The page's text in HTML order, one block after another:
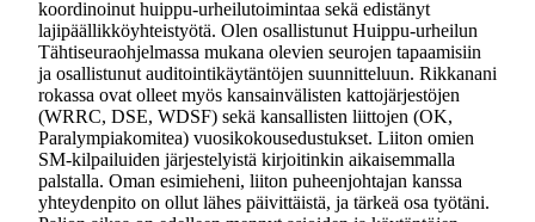
koordinoinut huippu-urheilutoimintaa sekä edistänyt
lajipäällikköyhteistyötä. Olen osallistunut Huippu-urheilun
Tähtiseuraohjelmassa mukana olevien seurojen tapaamisiin
ja osallistunut auditointikäytäntöjen suunnitteluun. Rikkanani
rokassa ovat olleet myös kansainvälisten kattojärjestöjen
(WRRC, DSE, WDSF) sekä kansallisten liittojen (OK,
Paralympiakomitea) vuosikokousedustukset. Liiton omien
SM-kilpailuiden järjestelyistä kirjoitinkin aikaisemmalla
palstalla. Oman esimieheni, liiton puheenjohtajan kanssa
yhteydenpito on ollut lähes päivittäistä, ja tärkeä osa työtäni.